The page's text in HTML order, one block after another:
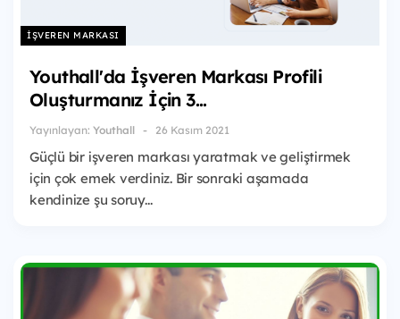
İŞVEREN MARKASI
Youthall'da İşveren Markası Profili
Oluşturmanız İçin 3...
Yayınlayan: Youthall 26 Kasım 2021
Güçlü bir işveren markası yaratmak ve geliştirmek
için çok emek verdiniz. Bir sonraki aşamada
kendinize şu soruy...